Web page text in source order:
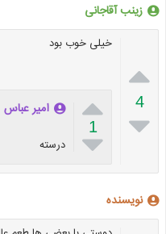
زینب آقاجانی

4

خیلی خوب بود

1

امیر عباس
درسته
نویسنده